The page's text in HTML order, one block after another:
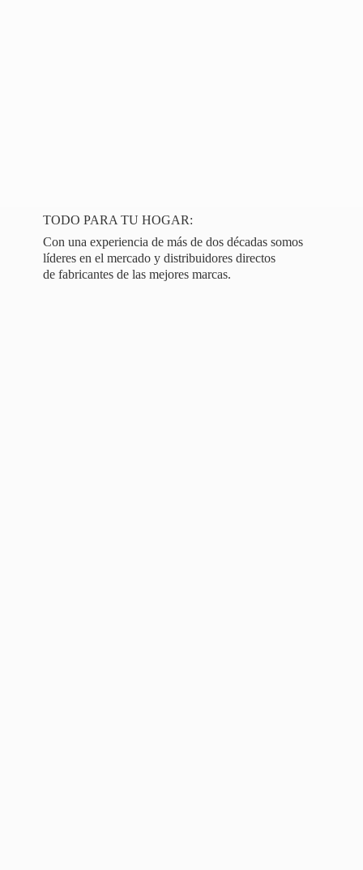
TODO PARA TU HOGAR:
Con una experiencia de más de dos décadas somos
líderes en el mercado y distribuidores directos
de fabricantes de las mejores marcas.